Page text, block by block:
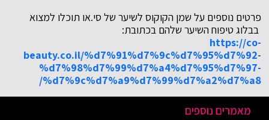
פרטים נוספים על שמן הקוקוס לשיער של סי.או תוכלו למצוא
בבלוג טיפוח השיער שלהם בכתובת:
https://co-
beauty.co.il/%d7%91%d7%9c%d7%95%d7%92-
%d7%98%d7%99%d7%a4%d7%95%d7%97-
%d7%9c%d7%a9%d7%99%d7%a2%d7%a8/
מאמרים נוספים